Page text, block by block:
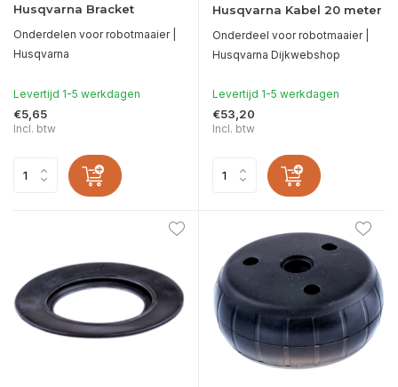
Husqvarna Bracket
Onderdelen voor robotmaaier |
Husqvarna
Levertijd 1-5 werkdagen
€5,65
Incl. btw
Husqvarna Kabel 20 meter
Onderdeel voor robotmaaier |
Husqvarna Dijkwebshop
Levertijd 1-5 werkdagen
€53,20
Incl. btw